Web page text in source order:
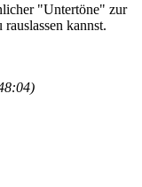
"Untertöne" zur
kannst.